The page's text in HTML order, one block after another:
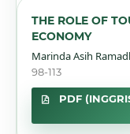
THE ROLE OF
ECONOMY
Marinda Asih
98-113
PDF